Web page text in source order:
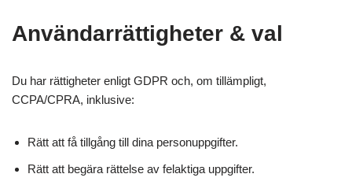
Användarrättigheter & val
Du har rättigheter enligt GDPR och, om tillämpligt,
CCPA/CPRA, inklusive:
Rätt att få tillgång till dina personuppgifter.
Rätt att begära rättelse av felaktiga uppgifter.